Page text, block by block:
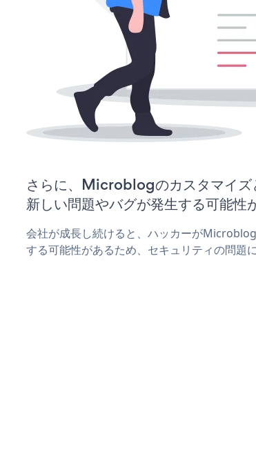
さらに、Microblogのカスタマイズ
新しい問題やバグが発生する可能性
会社が成長し続けると、ハッカーが
する可能性があるため、セキュリティの問題